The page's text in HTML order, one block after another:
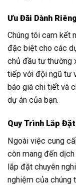
Ưu Đãi Dành
Chúng tôi cam kết
đặc biệt cho các
chủ đầu tư thường
tiếp với đội ngũ tư
báo giá chi tiết và
dự án của bạn.
Quy Trình Lắp
Ngoài việc cung
còn mang đến
lắp đặt chuyên
nghiệm của chúng